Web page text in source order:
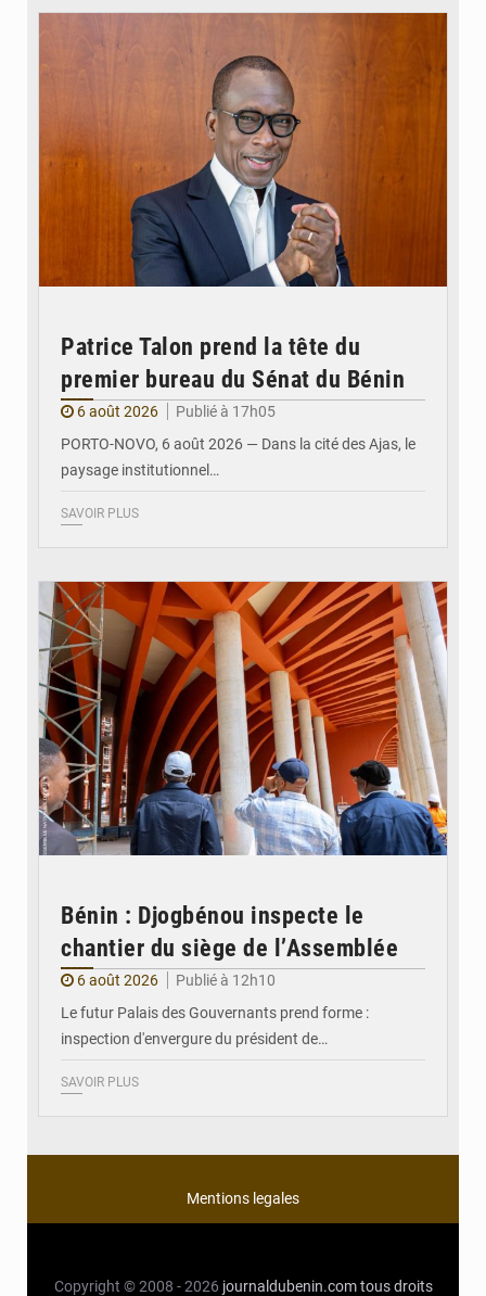
Patrice Talon prend la tête du
premier bureau du Sénat du Bénin
6 août 2026
Publié à 17h05
PORTO-NOVO, 6 août 2026 — Dans la cité des Ajas, le
paysage institutionnel…
SAVOIR PLUS
Bénin : Djogbénou inspecte le
chantier du siège de l’Assemblée
6 août 2026
Publié à 12h10
Le futur Palais des Gouvernants prend forme :
inspection d'envergure du président de…
SAVOIR PLUS
Mentions legales
Copyright © 2008 - 2026 journaldubenin.com tous droits